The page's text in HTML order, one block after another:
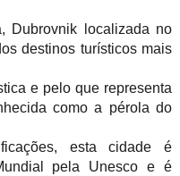
Dubrovnik localizada no
destinos turísticos mais
e pelo que representa
como a pérola do
esta cidade é
pela Unesco e é